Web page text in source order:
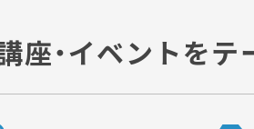
座・イベントを